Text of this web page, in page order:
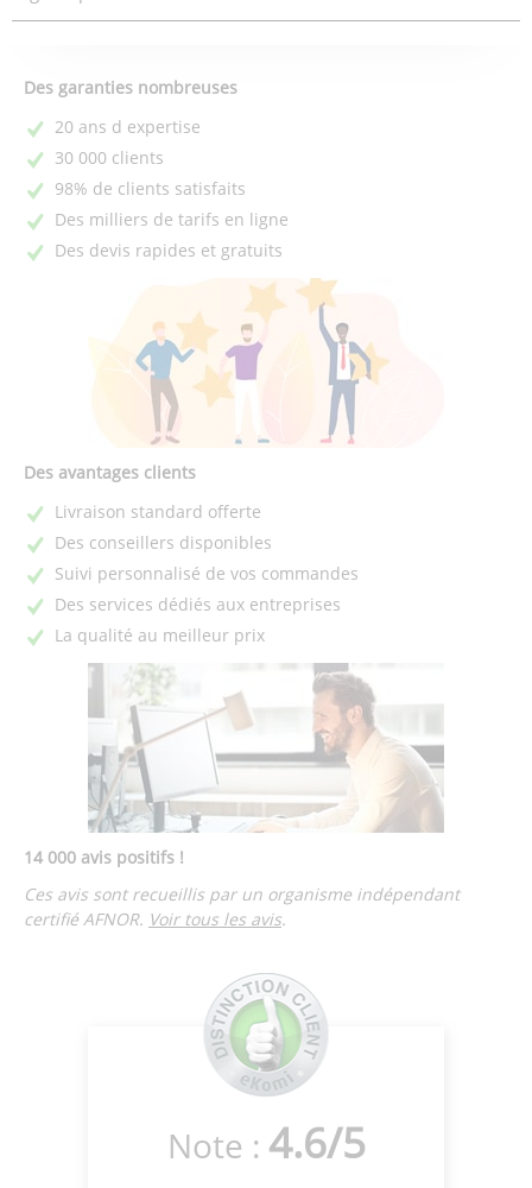
Des garanties nombreuses
20 ans d expertise
30 000 clients
98% de clients satisfaits
Des milliers de tarifs en ligne
Des devis rapides et gratuits
Des avantages clients
Livraison standard offerte
Des conseillers disponibles
Suivi personnalisé de vos commandes
Des services dédiés aux entreprises
La qualité au meilleur prix
14 000 avis positifs !
Ces avis sont recueillis par un organisme indépendant
certifié AFNOR. Voir tous les avis.
Note : 4.6/5